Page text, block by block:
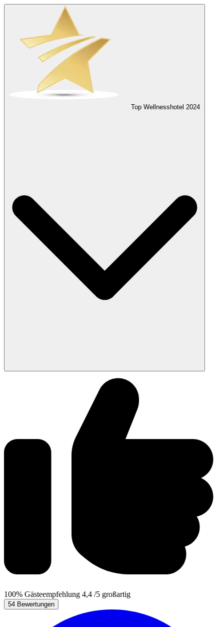
Top Wellnesshotel 2024
100% Gästeempfehlung 4,4 /5 großartig
54 Bewertungen